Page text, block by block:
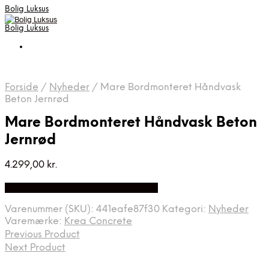
Bolig Luksus
Bolig Luksus
Forside / Nyheder / Mare Bordmonteret Håndvask
Beton Jernrød
Mare Bordmonteret Håndvask Beton
Jernrød
4.299,00 kr.
Varenummer (SKU): 441eafe87f30 Kategori: Nyheder
Varemærke: Krea Concrete
Previous Product
Next Product